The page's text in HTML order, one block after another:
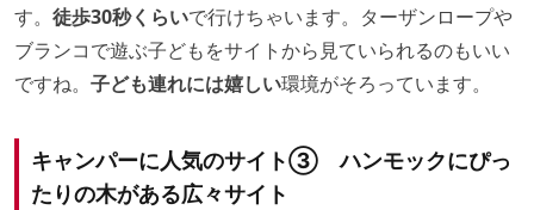
す。 徒歩30秒くらいで行けちゃいます。ターザンロープや
ブランコで遊ぶ子どもをサイトから見ていられるのもいい
ですね。 子ども連れには嬉しい環境がそろっています。
キャンパーに人気のサイト③ハンモックにぴっ
たりの木がある広々サイト